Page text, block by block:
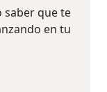
saber que te
en tu